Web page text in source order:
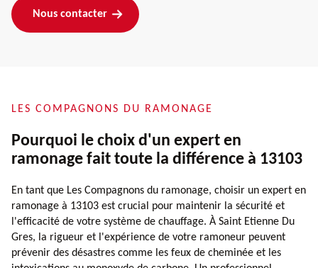
Nous contacter
LES COMPAGNONS DU RAMONAGE
Pourquoi le choix d'un expert en
ramonage fait toute la différence à 13103
En tant que Les Compagnons du ramonage, choisir un expert en
ramonage à 13103 est crucial pour maintenir la sécurité et
l'efficacité de votre système de chauffage. À Saint Etienne Du
Gres, la rigueur et l'expérience de votre ramoneur peuvent
prévenir des désastres comme les feux de cheminée et les